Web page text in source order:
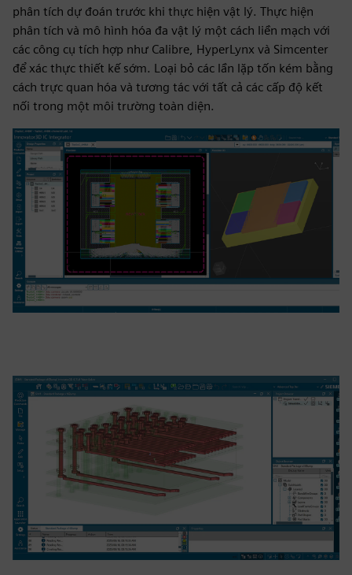
phân tích dự đoán trước khi thực hiện vật lý. Thực hiện
phân tích và mô hình hóa đa vật lý một cách liền mạch với
các công cụ tích hợp như Calibre, HyperLynx và Simcenter
để xác thực thiết kế sớm. Loại bỏ các lần lặp tốn kém bằng
cách trực quan hóa và tương tác với tất cả các cấp độ kết
nối trong một môi trường toàn diện.